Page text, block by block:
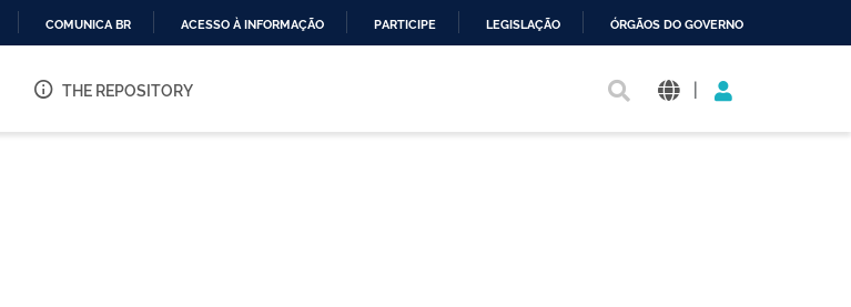
O
COMUNICA BR ACESSO À INFORMAÇÃO PARTICIPE LEGISLAÇÃO ÓRGÃOS DO GOVERNO
THE REPOSITORY |